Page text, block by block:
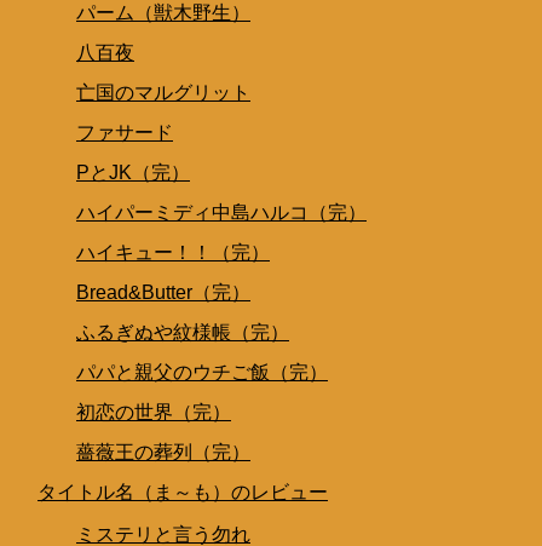
パーム（獣木野生）
八百夜
亡国のマルグリット
ファサード
PとJK（完）
ハイパーミディ中島ハルコ（完）
ハイキュー！！（完）
Bread&Butter（完）
ふるぎぬや紋様帳（完）
パパと親父のウチご飯（完）
初恋の世界（完）
薔薇王の葬列（完）
タイトル名（ま～も）のレビュー
ミステリと言う勿れ